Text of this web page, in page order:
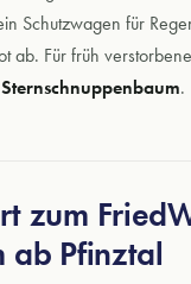
Schutzwagen für
ab. Für früh
Sternschnuppenbaum.
zum
ab Pfinztal